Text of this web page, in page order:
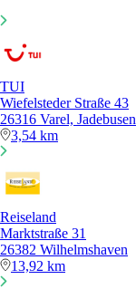
TUI
Wiefelsteder Straße 43
26316 Varel, Jadebusen
3,54 km
Reiseland
Marktstraße 31
26382 Wilhelmshaven
13,92 km